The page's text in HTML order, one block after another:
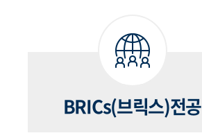
BRICs(브릭스)전공